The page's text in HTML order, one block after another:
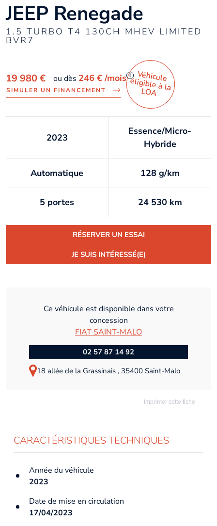
JEEP Renegade
1.5 TURBO T4 130CH MHEV LIMITED
BVR7
19 980 € ou dès 246 €/mois i
SIMULER UN FINANCEMENT
Véhicule
éligible à la
LO
A
2023
Essence/Micro-
Hybride
Automatique 128 g/km
5 portes 24 530 km
RÉSERVER UN ESSAI
JE SUIS INTÉRESSÉ(E)
Ce véhicule est disponible dans votre
concession
FIAT SAINT-MALO
02 57 87 14 92
18 allée de la Grassinais , 35400 Saint-Malo
Imprimer cette fiche
CARACTÉRISTIQUES TECHNIQUES
Année du véhicule
2023
Date de mise en circulation
17/04/2023